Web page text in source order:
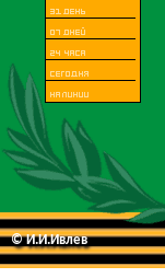
© И.И.Ивлев